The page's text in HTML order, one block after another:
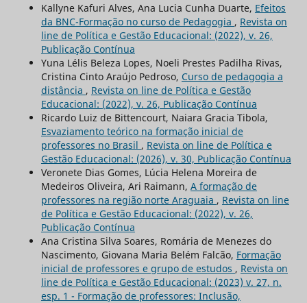
Kallyne Kafuri Alves, Ana Lucia Cunha Duarte, Efeitos
da BNC-Formação no curso de Pedagogia , Revista on
line de Política e Gestão Educacional: (2022), v. 26,
Publicação Contínua
Yuna Lélis Beleza Lopes, Noeli Prestes Padilha Rivas,
Cristina Cinto Araújo Pedroso, Curso de pedagogia a
distância , Revista on line de Política e Gestão
Educacional: (2022), v. 26, Publicação Contínua
Ricardo Luiz de Bittencourt, Naiara Gracia Tibola,
Esvaziamento teórico na formação inicial de
professores no Brasil , Revista on line de Política e
Gestão Educacional: (2026), v. 30, Publicação Contínua
Veronete Dias Gomes, Lúcia Helena Moreira de
Medeiros Oliveira, Ari Raimann, A formação de
professores na região norte Araguaia , Revista on line
de Política e Gestão Educacional: (2022), v. 26,
Publicação Contínua
Ana Cristina Silva Soares, Romária de Menezes do
Nascimento, Giovana Maria Belém Falcão, Formação
inicial de professores e grupo de estudos , Revista on
line de Política e Gestão Educacional: (2023) v. 27, n.
esp. 1 - Formação de professores: Inclusão,